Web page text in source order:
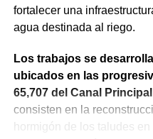
fortalecer una
agua destinada al riego.
Los trabajos se
ubicados en las
65,707 del Canal
consisten en la
hormigón de los taludes